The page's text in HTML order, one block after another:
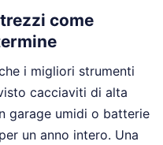
come
i migliori strumenti
cacciaviti di alta
garage umidi o batterie
un anno intero. Una